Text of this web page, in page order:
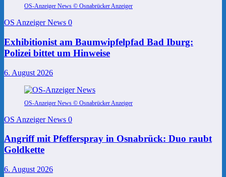
OS-Anzeiger News © Osnabrücker Anzeiger
OS Anzeiger News 0
Exhibitionist am Baumwipfelpfad Bad Iburg:
Polizei bittet um Hinweise
6. August 2026
OS-Anzeiger News © Osnabrücker Anzeiger
OS Anzeiger News 0
Angriff mit Pfefferspray in Osnabrück: Duo raubt
Goldkette
6. August 2026